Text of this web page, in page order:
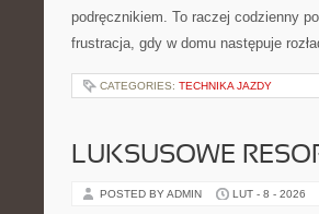
podręcznikiem. To raczej codzienny
frustracja, gdy w domu następuje
CATEGORIES: TECHNIKA JAZDY
LUKSUSOWE
POSTED BY ADMIN LUT - 8 - 2026